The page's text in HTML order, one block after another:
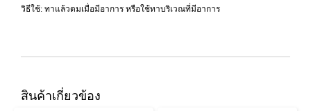
วิธีใช้: ทาแล้วดมเมื่อมีอาการ หรือใช้ทาบริเวณที่มีอาการ
สินค้าเกี่ยวข้อง